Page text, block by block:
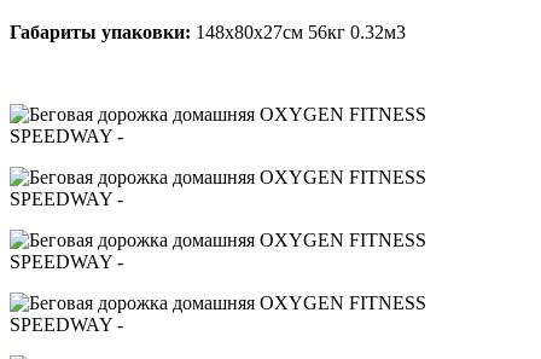
Габариты упаковки: 148x80x27см 56кг 0.32м3